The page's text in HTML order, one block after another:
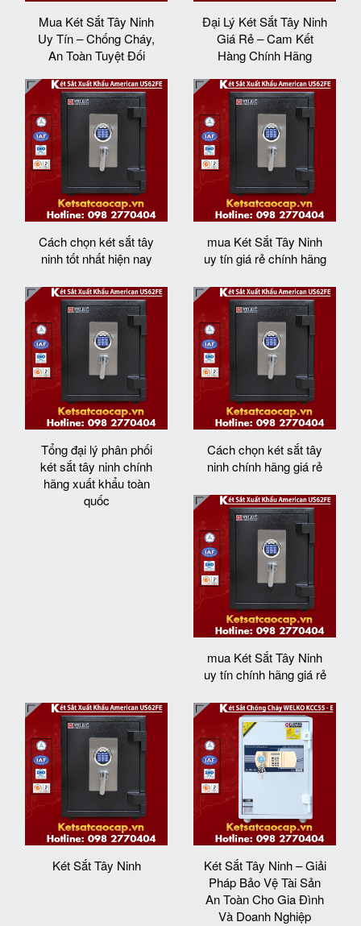
Mua Két Sắt Tây Ninh
Uy Tín – Chống Cháy,
An Toàn Tuyệt Đối
Đại Lý Két Sắt Tây Ninh
Giá Rẻ – Cam Kết
Hàng Chính Hãng
Cách chọn két sắt tây
ninh tốt nhất hiện nay
mua Két Sắt Tây Ninh
uy tín giá rẻ chính hãng
Tổng đại lý phân phối
két sắt tây ninh chính
hãng xuất khẩu toàn
quốc
Cách chọn két sắt tây
ninh chính hãng giá rẻ
mua Két Sắt Tây Ninh
uy tín chính hãng giá rẻ
Két Sắt Tây Ninh
Két Sắt Tây Ninh – Giải
Pháp Bảo Vệ Tài Sản
An Toàn Cho Gia Đình
Và Doanh Nghiệp